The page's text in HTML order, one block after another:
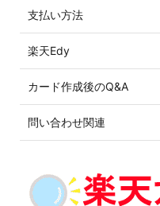
支払い方法
楽天Edy
カード作成後のQ&A
問い合わせ関連